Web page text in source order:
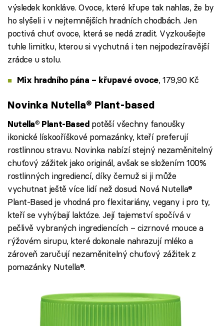
výsledek konkláve. Ovoce, které křupe tak nahlas, že by
ho slyšeli i v nejtemnějších hradních chodbách. Jen
poctivá chuť ovoce, která se nedá zradit. Vyzkoušejte
tuhle limitku, kterou si vychutná i ten nejpodezíravější
zrádce u stolu.
Mix hradního pána – křupavé ovoce, 179,90 Kč
Novinka Nutella® Plant-based
Nutella® Plant-Based potěší všechny fanoušky
ikonické lískooříškové pomazánky, kteří preferují
rostlinnou stravu. Novinka nabízí stejný nezaměnitelný
chuťový zážitek jako originál, avšak se složením 100%
rostlinných ingrediencí, díky čemuž si ji může
vychutnat ještě více lidí než dosud. Nová Nutella®
Plant-Based je vhodná pro flexitariány, vegany i pro ty,
kteří se vyhýbají laktóze. Její tajemství spočívá v
pečlivě vybraných ingrediencích – cizrnové mouce a
rýžovém sirupu, které dokonale nahrazují mléko a
zároveň zaručují nezaměnitelný chuťový zážitek z
pomazánky Nutella®.